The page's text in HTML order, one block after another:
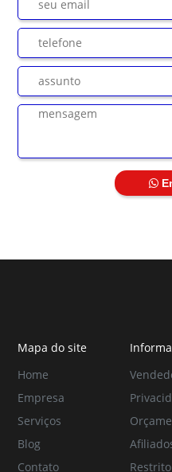
Mapa do site
Home
Empresa
Serviços
Blog
Contato
Restrito